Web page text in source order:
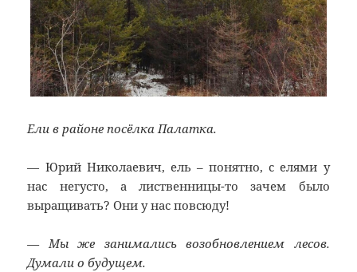
Ели в районе посёлка Палатка.
— Юрий Николаевич, ель – понятно, с елями у
нас негусто, а лиственницы-то зачем было
выращивать? Они у нас повсюду!
— Мы же занимались возобновлением лесов.
Думали о будущем.